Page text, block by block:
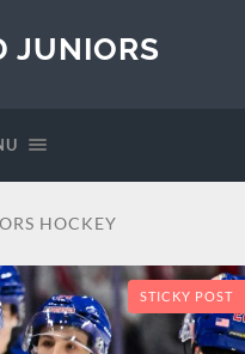
JUNIORS
HOCKEY
STICKY POST